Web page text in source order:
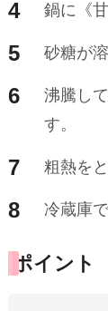
鍋に《
砂糖が
沸騰し
す。
粗熱を
冷蔵庫
ポイント